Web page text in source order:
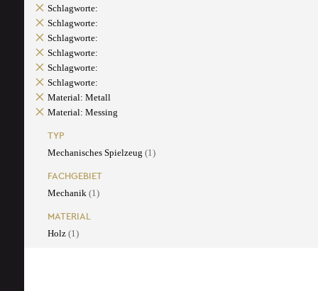
Schlagworte:
Schlagworte:
Schlagworte:
Schlagworte:
Schlagworte:
Schlagworte:
Material: Metall
Material: Messing
TYP
Mechanisches Spielzeug (1)
FACHGEBIET
Mechanik (1)
MATERIAL
Holz (1)